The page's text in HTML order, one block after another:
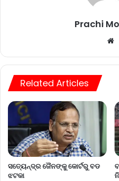
Prachi
Related Articles
ସତ୍ୟେନ୍ଦ୍ର ଜୈନଙ୍କୁ କୋର୍ଟରୁ ବଡ
ଝଟକା